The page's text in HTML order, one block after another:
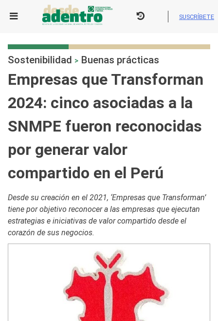
SUSCRÍBETE
Sostenibilidad > Buenas prácticas
Empresas que Transforman
2024: cinco asociadas a la
SNMPE fueron reconocidas
por generar valor
compartido en el Perú
Desde su creación en el 2021, ‘Empresas que Transforman’
tiene por objetivo reconocer a las empresas que ejecutan
estrategias e iniciativas de valor compartido desde el
corazón de sus negocios.